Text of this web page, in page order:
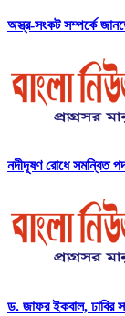
অস্ত্র-সংকট সম্পর্কে
নদীদূষণ রোধে সমন্বিত
ড. জাফর ইকবাল, ঢাবির